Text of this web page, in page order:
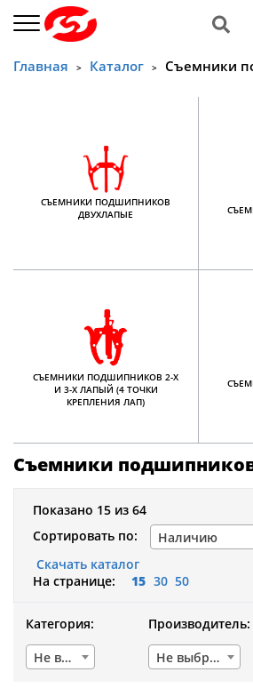
Главная > Каталог > Съемники
СЪЕМНИКИ ПОДШИПНИКОВ
ДВУХЛАПЫЕ
СЪЕМНИКИ ПОДШИПНИКОВ 2-Х
И 3-Х ЛАПЫЙ (4 ТОЧКИ
КРЕПЛЕНИЯ ЛАП)
Съемники
Показано 15 из 64
Сортировать по:
Наличию
Скачать каталог
На странице:
15 30 50
Категория:
Не выбрано
Производитель:
Не выбрано